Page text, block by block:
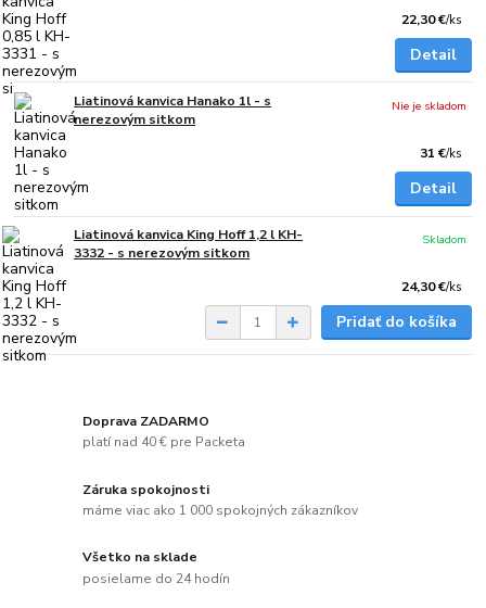
22,30 €/ks
Detail
Liatinová kanvica Hanako 1l - s
nerezovým sitkom
31 €/ks
Nie je skladom
Detail
Liatinová kanvica King Hoff 1,2 l KH-
3332 - s nerezovým sitkom
24,30 €/ks
Skladom
Pridať do košíka
Doprava ZADARMO
platí nad 40 € pre Packeta
Záruka spokojnosti
máme viac ako 1 000 spokojných zákazníkov
Všetko na sklade
posielame do 24 hodín